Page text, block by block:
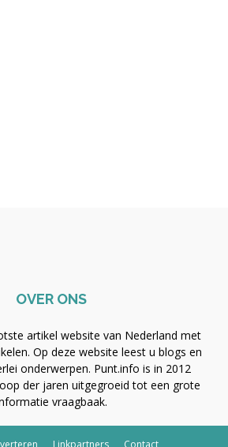
OVER ONS
artikel website van Nederland met
Op deze website leest u blogs en
onderwerpen. Punt.info is in 2012
der jaren uitgegroeid tot een grote
vraagbaak.
Linkpartners Contact